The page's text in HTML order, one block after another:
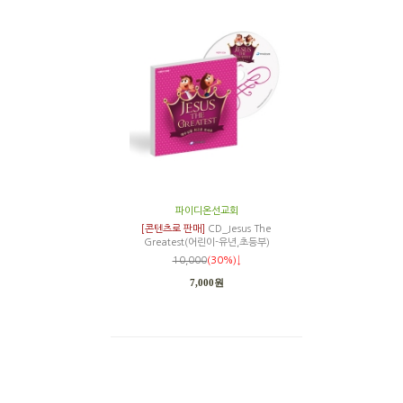
파이디온선교회
[콘텐츠로 판매]
CD_Jesus The
Greatest(어린이-유년,초등부)
10,000(30%)↓
7,000원